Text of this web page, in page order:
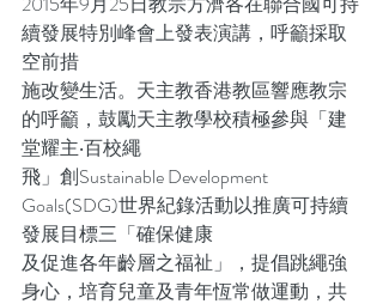
續發展特別峰會上發表演講，呼籲採取
空前措
施改變生活。天主教香港教區響應教宗
的呼籲，鼓勵天主教學校積極參與「建
堂耀主‧百校繩
飛」創Sustainable Development
Goals(SDG)世界紀錄活動以推廣可持續
發展目標三「確保健康
及促進各年齡層之福祉」，提倡跳繩強
身心，培育兒童及青年恆常做運動，共